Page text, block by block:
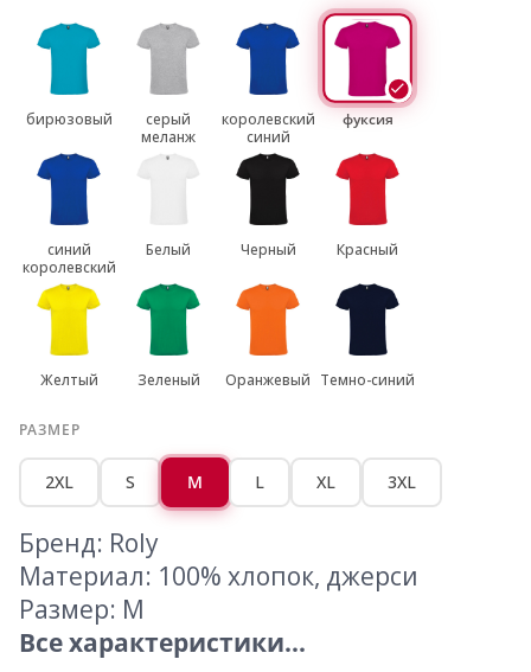
бирюзовый
серый
меланж
королевский
синий
фуксия
синий
королевский
Белый Черный Красный
Желтый Зеленый Оранжевый Темно-синий
РАЗМЕР
2XL S M L XL 3XL
Бренд: Roly
Материал: 100% хлопок, джерси
Размер: M
Все характеристики...